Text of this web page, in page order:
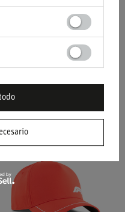
SOBREVALORADO
GORRA FORMULA 1 BRAZIL
€